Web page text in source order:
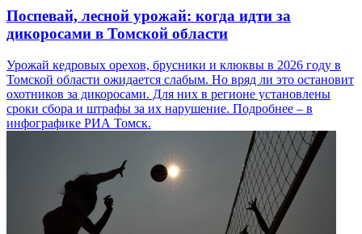
Поспевай, лесной урожай: когда идти за
дикоросами в Томской области
Урожай кедровых орехов, брусники и клюквы в 2026 году в
Томской области ожидается слабым. Но вряд ли это остановит
охотников за дикоросами. Для них в регионе установлены
сроки сбора и штрафы за их нарушение. Подробнее – в
инфографике РИА Томск.